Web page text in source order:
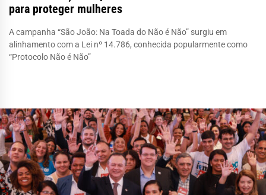
para proteger mulheres
A campanha “São João: Na Toada do Não é Não” surgiu em
alinhamento com a Lei nº 14.786, conhecida popularmente como
“Protocolo Não é Não”